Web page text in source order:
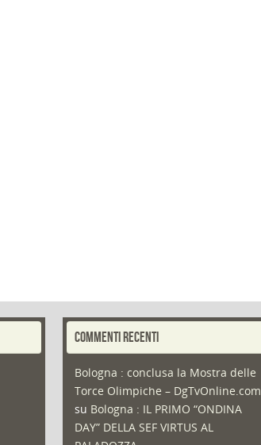
COMMENTI RECENTI
Bologna : conclusa la Mostra delle
Torce Olimpiche – DgTvOnline.com
su Bologna : IL PRIMO “ONDINA
DAY” DELLA SEF VIRTUS AL